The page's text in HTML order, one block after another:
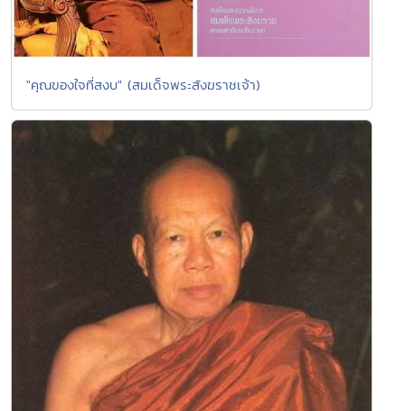
"คุณของใจที่สงบ" (สมเด็จพระสังฆราชเจ้า)